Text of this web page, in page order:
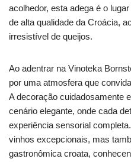
acolhedor, esta adega é o
de alta qualidade da Croácia,
irresistível de queijos.
Ao adentrar na Vinoteka
por uma atmosfera que
A decoração cuidadosamente
cenário elegante, onde cada
experiência sensorial
vinhos excepcionais, mas
gastronômica croata,